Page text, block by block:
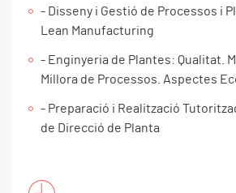
- Disseny i Gestió de Processos i
Lean Manufacturing
- Enginyeria de Plantes: Qualitat.
Millora de Processos. Aspectes
- Preparació i Realització
de Direcció de Planta